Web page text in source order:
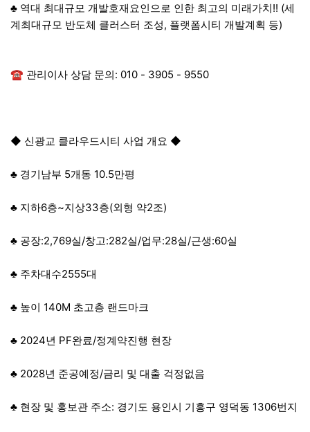
♣ 역대 최대규모 개발호재요인으로 인한 최고의 미래가치!! (세
계최대규모 반도체 클러스터 조성, 플랫폼시티 개발계획 등)
☎ 관리이사 상담 문의: 010 - 3905 - 9550
◆ 신광교 클라우드시티 사업 개요 ◆
♣ 경기남부 5개동 10.5만평
♣ 지하6층~지상33층(외형 약2조)
♣ 공장:2,769실/창고:282실/업무:28실/근생:60실
♣ 주차대수2555대
♣ 높이 140M 초고층 랜드마크
♣ 2024년 PF완료/정계약진행 현장
♣ 2028년 준공예정/금리 및 대출 걱정없음
♣ 현장 및 홍보관 주소: 경기도 용인시 기흥구 영덕동 1306번지